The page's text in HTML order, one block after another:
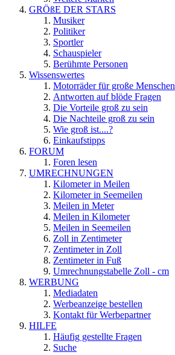
GRÖßE DER STARS
Musiker
Politiker
Sportler
Schauspieler
Berühmte Personen
Wissenswertes
Motorräder für große Menschen
Antworten auf blöde Fragen
Die Vorteile groß zu sein
Die Nachteile groß zu sein
Wie groß ist....?
Einkaufstipps
FORUM
Foren lesen
UMRECHNUNGEN
Kilometer in Meilen
Kilometer in Seemeilen
Meilen in Meter
Meilen in Kilometer
Meilen in Seemeilen
Zoll in Zentimeter
Zentimeter in Zoll
Zentimeter in Fuß
Umrechnungstabelle Zoll - cm
WERBUNG
Mediadaten
Werbeanzeige bestellen
Kontakt für Werbepartner
HILFE
Häufig gestellte Fragen
Suche